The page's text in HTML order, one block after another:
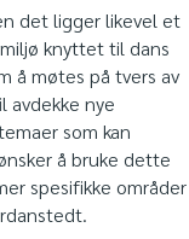
det ligger likevel et
knyttet til dans
å møtes på tvers av
avdekke nye
som kan
å bruke dette
spesifikke områder